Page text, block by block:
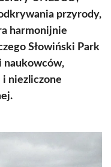
przyrody,
harmonijnie
Słowiński Park
naukowców,
niezliczone